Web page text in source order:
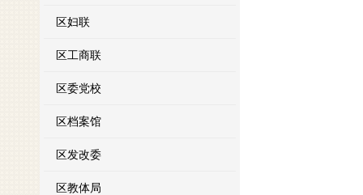
区妇联
区工商联
区委党校
区档案馆
区发改委
区教体局